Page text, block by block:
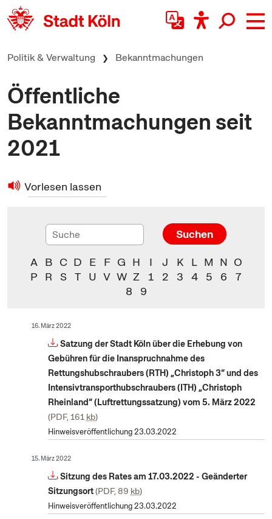
zum Inhalt springen
Politik & Verwaltung Bekanntmachungen
Öffentliche
Bekanntmachungen seit
2021
Vorlesen lassen
Suchen
A B C D E F G H I J K L M N O
P
R S T U V W Z 1 2 3 4 5 6
7
8
9
16. März 2022
Satzung der Stadt Köln über die Erhebung von
Gebühren für die Inanspruchnahme des
Rettungshubschraubers (RTH) „Christoph 3“ und des
Intensivtransporthubschraubers (ITH) „Christoph
Rheinland“ (Luftrettungssatzung) vom 5. März 2022
PDF, 161 kb
Hinweisveröffentlichung 23.03.2022
15. März 2022
Sitzung des Rates am 17.03.2022 - Geänderter
Sitzungsort PDF, 89 kb
Hinweisveröffentlichung 23.03.2022